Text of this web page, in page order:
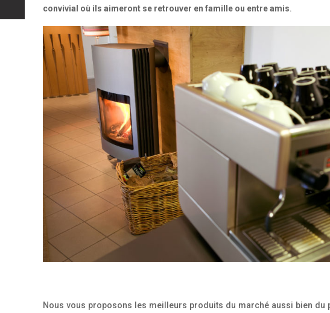
convivial où ils aimeront se retrouver en famille ou entre amis.
Nous vous proposons les meilleurs produits du marché aussi bien du